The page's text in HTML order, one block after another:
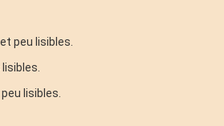
peu lisibles.
lisibles.